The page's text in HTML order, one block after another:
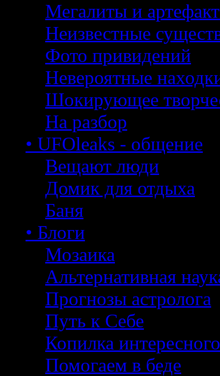
Мегалиты и
Неизвестные
Фото привидений
Невероятные
Шокирующее
На разбор
• UFOleaks - общение
Вещают люди
Домик для отдыха
Баня
• Блоги
Мозаика
Альтернативная
Прогнозы астролога
Путь к Себе
Копилка интересного
Помогаем в беде